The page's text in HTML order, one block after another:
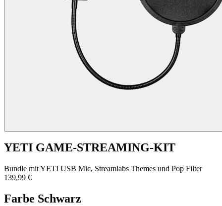
YETI GAME-STREAMING-KIT
Bundle mit YETI USB Mic, Streamlabs Themes und Pop Filter
139,99 €
Farbe Schwarz